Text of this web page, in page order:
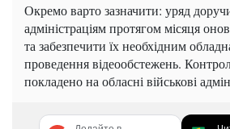
Окремо варто зазначити: уряд
адміністраціям протягом місяця
та забезпечити їх необхідним
проведення відеообстежень.
покладено на обласні військові